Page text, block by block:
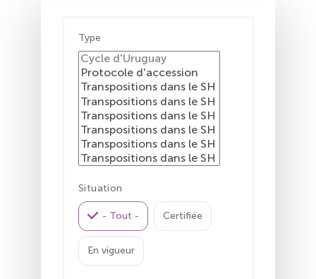
Type
Situation
- Tout - Certifiée
En vigueur